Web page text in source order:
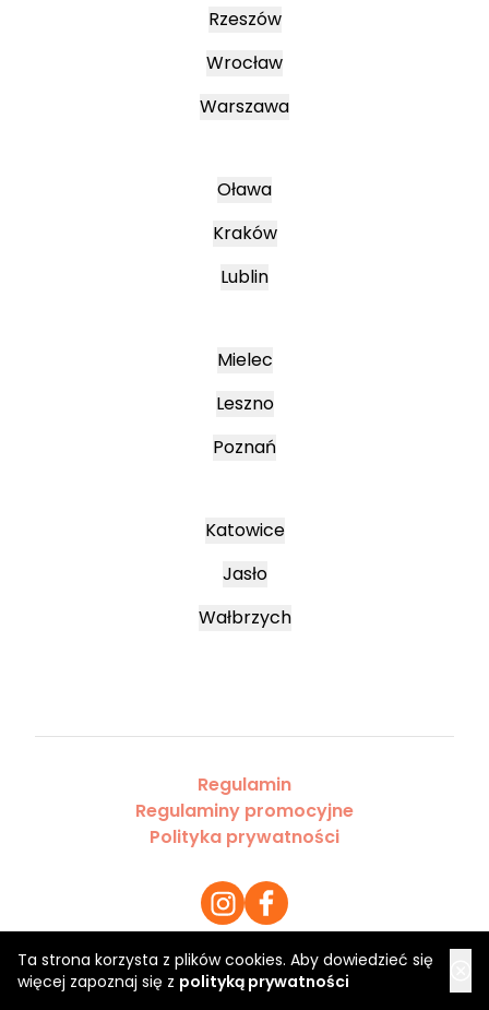
Ta strona korzysta z plików cookies. Aby dowiedzieć się
więcej zapoznaj się z polityką prywatności
Rzeszów
Wrocław
Warszawa
Oława
Kraków
Lublin
Mielec
Leszno
Poznań
Katowice
Jasło
Wałbrzych
Regulamin
Regulaminy promocyjne
Polityka prywatności
Copyright 2026 Saloner Sp. z o.o.